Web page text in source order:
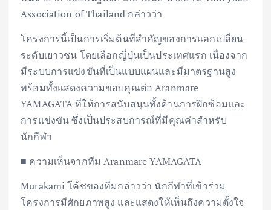
Association of Thailand กล่าวว่า
โครงการนี้เป็นการเริ่มต้นที่สำคัญของการแลกเปลี่ยน
ระดับเยาวชน โดยเลือกญี่ปุ่นเป็นประเทศแรก เนื่องจาก
มีระบบการแข่งขันที่เป็นแบบแผนและมีมาตรฐานสูง
พร้อมทั้งแสดงความขอบคุณต่อ Aranmare
YAMAGATA ที่ให้การสนับสนุนทั้งด้านการฝึกซ้อมและ
การแข่งขัน ซึ่งเป็นประสบการณ์ที่มีคุณค่าสำหรับ
นักกีฬา
■ ความเห็นจากทีม Aranmare YAMAGATA
Murakami โค้ชของทีมกล่าวว่า นักกีฬาที่เข้าร่วม
โครงการมีศักยภาพสูง และแสดงให้เห็นถึงความตั้งใจ